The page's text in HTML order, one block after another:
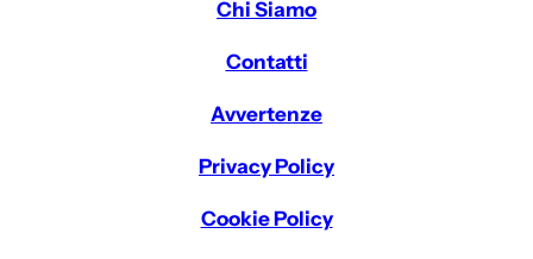
Chi Siamo
Contatti
Avvertenze
Privacy Policy
Cookie Policy